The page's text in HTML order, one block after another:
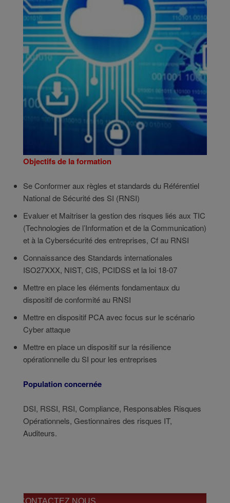
Objectifs de la formation
Se Conformer aux règles et standards du Référentiel
National de Sécurité des SI (RNSI)
Evaluer et Maitriser la gestion des risques liés aux TIC
(Technologies de l’Information et de la Communication)
et à la Cybersécurité des entreprises, Cf au RNSI
Connaissance des Standards internationales
ISO27XXX, NIST, CIS, PCIDSS et la loi 18-07
Mettre en place les éléments fondamentaux du
dispositif de conformité au RNSI
Mettre en dispositif PCA avec focus sur le scénario
Cyber attaque
Mettre en place un dispositif sur la résilience
opérationnelle du SI pour les entreprises
Population concernée
DSI, RSSI, RSI, Compliance, Responsables Risques
Opérationnels, Gestionnaires des risques IT,
Auditeurs.